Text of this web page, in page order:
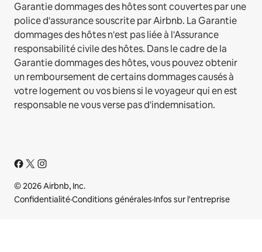
Garantie dommages des hôtes sont couvertes par une
police d'assurance souscrite par Airbnb. La Garantie
dommages des hôtes n'est pas liée à l'Assurance
responsabilité civile des hôtes. Dans le cadre de la
Garantie dommages des hôtes, vous pouvez obtenir
un remboursement de certains dommages causés à
votre logement ou vos biens si le voyageur qui en est
responsable ne vous verse pas d'indemnisation.
© 2026 Airbnb, Inc.
Confidentialité·Conditions générales·Infos sur l'entreprise